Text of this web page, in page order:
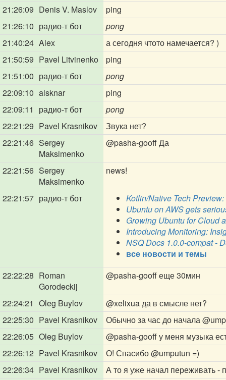
21:26:09 Denis V. Maslov
ping
21:26:10 радио-т бот
pong
21:40:24 Alex
а сегодня чтото намечается? )
21:50:59 Pavel Litvinenko
ping
21:51:00 радио-т бот
pong
22:09:10 alsknar
ping
22:09:11
радио-т бот
pong
22:21:29 Pavel Krasnikov
Звука нет?
22:21:46 Sergey
Maksimenko
@pasha-gooffДа
22:21:56 Sergey
Maksimenko
news!
22:21:57 радио-т бот
Kotlin/Native Tech
Ubuntu on AWS gets
Growing Ubuntu for Cloud
Introducing Monitoring:
NSQ Docs 1.0.0-compat -
все новости и темы
22:22:28 Roman
Gorodeckij
@pasha-gooffеще 30мин
22:24:21 Oleg Buylov @xelixuaда в смысле нет?
22:25:30 Pavel Krasnikov Обычно за час до начала
22:26:05 Oleg Buylov @pasha-gooffу меня музыка
22:26:12 Pavel Krasnikov О! Спасибо@umputun =)
22:26:34 Pavel Krasnikov
А то я уже начал переживать -